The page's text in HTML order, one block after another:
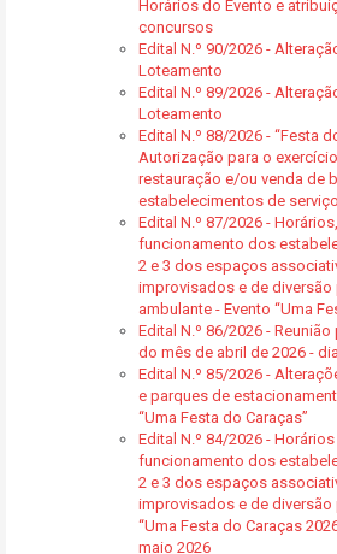
Horários do Evento e
concursos
Edital N.º 90/2026 -
Loteamento
Edital N.º 89/2026 -
Loteamento
Edital N.º 88/2026 - “Festa
Autorização para o
restauração e/ou venda de
estabelecimentos de
Edital N.º 87/2026 -
funcionamento dos
2 e 3 dos espaços
improvisados e de diversão
ambulante - Evento “Uma
Edital N.º 86/2026 -
do mês de abril de 2026 -
Edital N.º 85/2026 -
e parques de
“Uma Festa do Caraças”
Edital N.º 84/2026 -
funcionamento dos
2 e 3 dos espaços
improvisados e de diversão
“Uma Festa do Caraças
maio 2026